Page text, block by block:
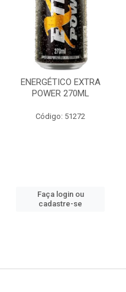
ENERGÉTICO EXTRA
POWER 270ML
Código: 51272
Faça login ou
cadastre-se